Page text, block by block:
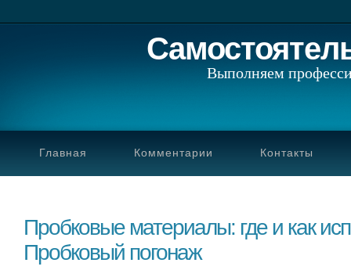
Выполняем
Главная Комментарии Контакты
Пробковые материалы: где и как
Пробковый погонаж